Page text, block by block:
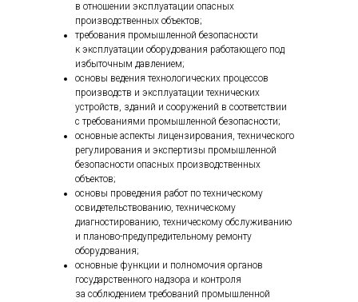
в отношении эксплуатации опасных
производственных объектов;
требования промышленной безопасности
к эксплуатации оборудования работающего под
избыточным давлением;
основы ведения технологических процессов
производств и эксплуатации технических
устройств, зданий и сооружений в соответствии
с требованиями промышленной безопасности;
основные аспекты лицензирования, технического
регулирования и экспертизы промышленной
безопасности опасных производственных
объектов;
основы проведения работ по техническому
освидетельствованию, техническому
диагностированию, техническому обслуживанию
и планово-предупредительному ремонту
оборудования;
основные функции и полномочия органов
государственного надзора и контроля
за соблюдением требований промышленной